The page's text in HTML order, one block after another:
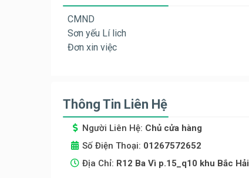
CMND
Sơn yếu Lí lich
Đơn xin việc
Thông Tin Liên Hệ
Người Liên Hệ: Chủ cửa hàng
Số Điện Thoại: 01267572652
Địa Chỉ: R12 Ba Vì p.15_q10 khu Bắc Hải